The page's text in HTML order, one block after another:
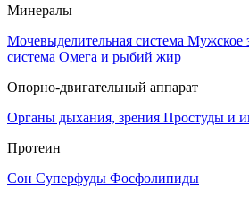
Минералы
Мочевыделительная система Мужское
система Омега и рыбий жир
Опорно-двигательный аппарат
Органы дыхания, зрения Простуды и
Протеин
Сон Суперфуды Фосфолипиды